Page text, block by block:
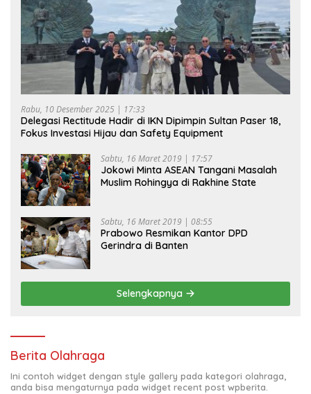
Rabu, 10 Desember 2025 | 17:33
Delegasi Rectitude Hadir di IKN Dipimpin Sultan Paser 18,
Fokus Investasi Hijau dan Safety Equipment
Sabtu, 16 Maret 2019 | 17:57
Jokowi Minta ASEAN Tangani Masalah
Muslim Rohingya di Rakhine State
Sabtu, 16 Maret 2019 | 08:55
Prabowo Resmikan Kantor DPD
Gerindra di Banten
Selengkapnya
Berita Olahraga
Ini contoh widget dengan style gallery pada kategori olahraga,
anda bisa mengaturnya pada widget recent post wpberita.